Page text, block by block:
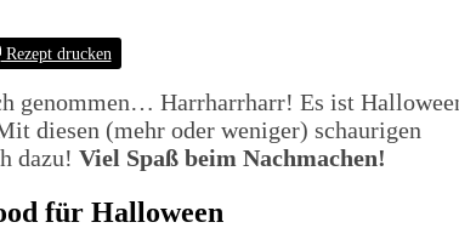
Rezept drucken
genommen… Harrharrharr! Es ist
diesen (mehr oder weniger) schaurigen
dazu! Viel Spaß beim Nachmachen!
für Halloween